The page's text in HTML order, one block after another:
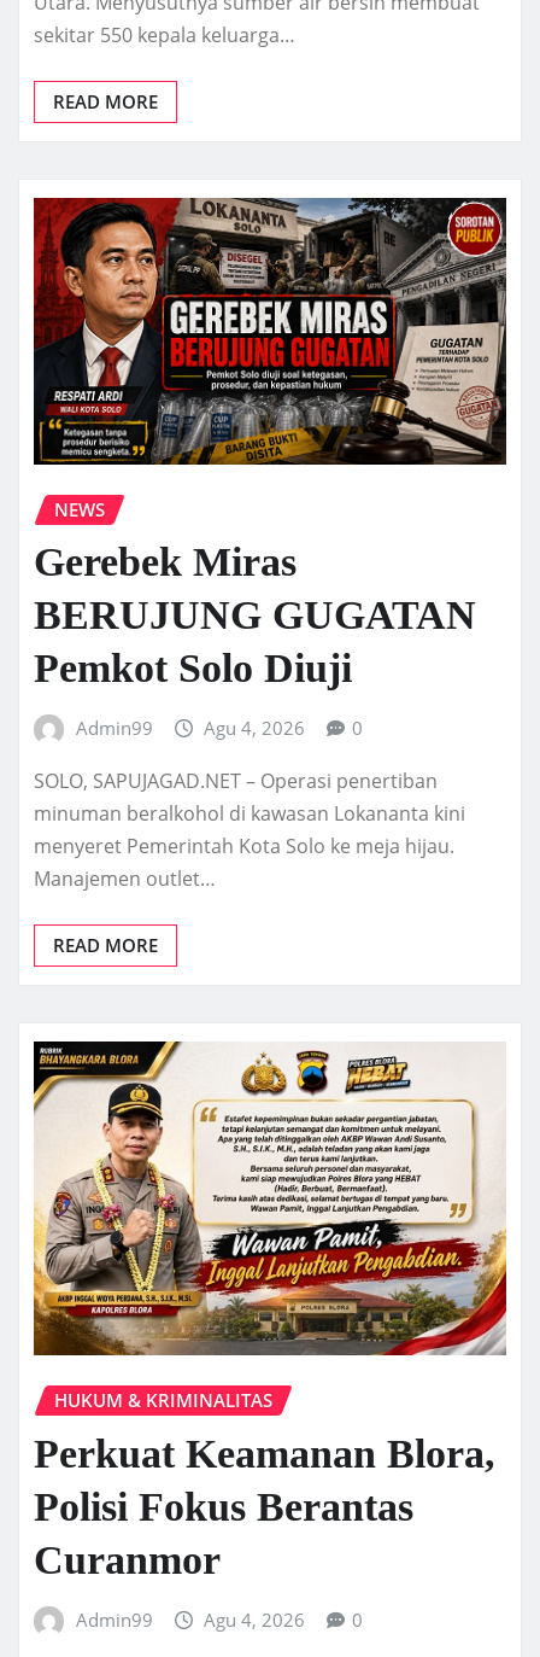
sekitar 550 kepala keluarga…
READ MORE
NEWS
Gerebek Miras
BERUJUNG GUGATAN
Pemkot Solo Diuji
Admin99 Agu 4, 2026 0
SOLO, SAPUJAGAD.NET – Operasi penertiban
minuman beralkohol di kawasan Lokananta kini
menyeret Pemerintah Kota Solo ke meja hijau.
Manajemen outlet…
READ MORE
HUKUM & KRIMINALITAS
Perkuat Keamanan Blora,
Polisi Fokus Berantas
Curanmor
Admin99 Agu 4, 2026 0